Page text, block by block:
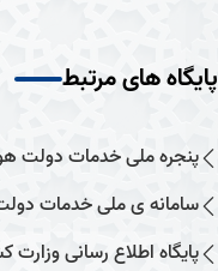
پایگاه های مرتبط
پنجره ملی خدمات دولت
سامانه ی ملی خدمات
پایگاه اطلاع رسانی وزارت